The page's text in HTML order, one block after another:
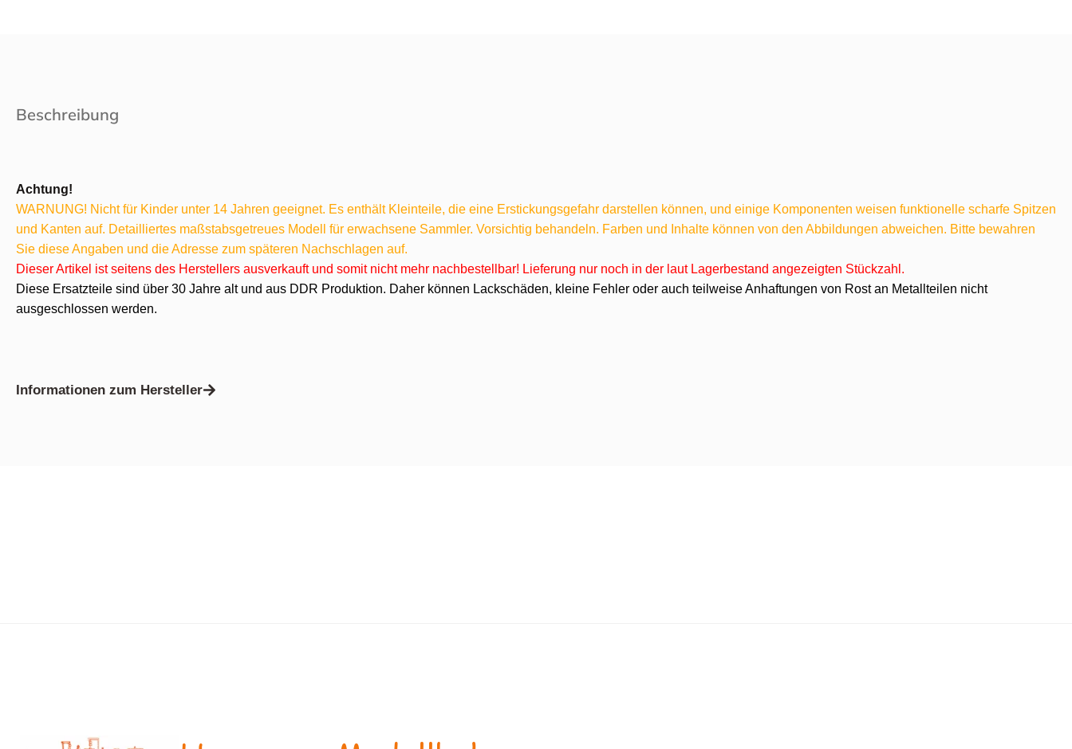
Beschreibung
Achtung!
WARNUNG! Nicht für Kinder unter 14 Jahren geeignet. Es enthält Kleinteile, die eine Erstickungsgefahr darstellen können, und einige Komponenten weisen funktionelle scharfe Spitzen
und Kanten auf. Detailliertes maßstabsgetreues Modell für erwachsene Sammler. Vorsichtig behandeln. Farben und Inhalte können von den Abbildungen abweichen. Bitte bewahren
Sie diese Angaben und die Adresse zum späteren Nachschlagen auf.
Dieser Artikel ist seitens des Herstellers ausverkauft und somit nicht mehr nachbestellbar! Lieferung nur noch in der laut Lagerbestand angezeigten Stückzahl.
Diese Ersatzteile sind über 30 Jahre alt und aus DDR Produktion. Daher können Lackschäden, kleine Fehler oder auch teilweise Anhaftungen von Rost an Metallteilen nicht
ausgeschlossen werden.
Informationen zum Hersteller